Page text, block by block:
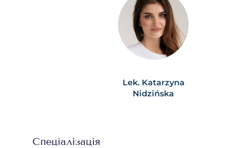
Lek. Katarzyna
Nidzińska
Спеціалізація